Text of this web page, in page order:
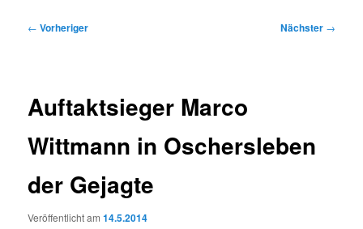
Beitragsnavigation
← Vorheriger Nächster →
Auftaktsieger Marco
Wittmann in Oschersleben
der Gejagte
Veröffentlicht am14.5.2014